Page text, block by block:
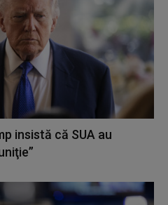
insistă că SUA au